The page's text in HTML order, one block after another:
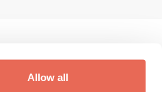
Allow all